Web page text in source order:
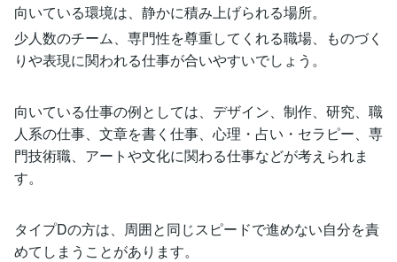
向いている環境は、静かに積み上げられる場所。
少人数のチーム、専門性を尊重してくれる職場、ものづく
りや表現に関われる仕事が合いやすいでしょう。
向いている仕事の例としては、デザイン、制作、研究、職
人系の仕事、文章を書く仕事、心理・占い・セラピー、専
門技術職、アートや文化に関わる仕事などが考えられま
す。
タイプDの方は、周囲と同じスピードで進めない自分を責
めてしまうことがあります。